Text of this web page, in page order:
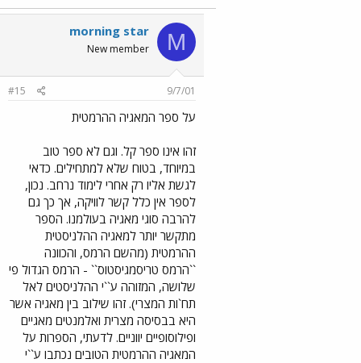
M
morning star
New member
9/7/01
#15
על ספר המאגיה ההרמטית
זהו אינו ספר קל. וגם לא ספר טוב
במיוחד, בטוח שלא למתחילים. כדאי
לגשת אליו רק אחרי לימוד נרחב. נכון,
לספר אין כלל קשר לוויקה, אך כך גם
להרבה סוגי מאגיה בעולמנו. הספר
מתקשר יותר למאגיה ההלניסטית
ההרמטית (מהשם הרמס, והכוונה
``הרמס טריסמגיסטוס`` - הרמס הגדול פי
שלושה, המזוהה ע``י ההלניסטים לאל
תח`ות המצרי). זהו שילוב בין מאגיה אשר
היא בבסיסה מצרית ואלמנטים מאגיים
ופילוסופיים יווניים. לדעתי, הספרות על
המאגיה ההרמטית הטובים נכתבו ע``י